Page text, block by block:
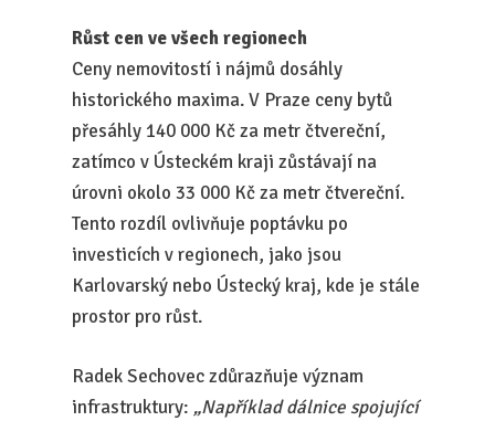
Růst cen ve všech regionech
Ceny nemovitostí i nájmů dosáhly
historického maxima. V Praze ceny bytů
přesáhly 140 000 Kč za metr čtvereční,
zatímco v Ústeckém kraji zůstávají na
úrovni okolo 33 000 Kč za metr čtvereční.
Tento rozdíl ovlivňuje poptávku po
investicích v regionech, jako jsou
Karlovarský nebo Ústecký kraj, kde je stále
prostor pro růst.
Radek Sechovec zdůrazňuje význam
infrastruktury: „Například dálnice spojující